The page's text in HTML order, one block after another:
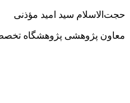
حجت‌الاسلام سید امید مؤذنی
معاون پژوهشی پژوهشگاه